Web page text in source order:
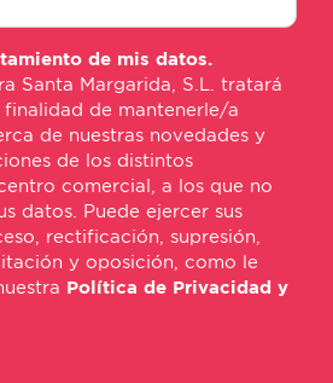
de mis datos.
Santa Margarida, S.L. tratará
finalidad de mantenerle/a
de nuestras novedades y
de los distintos
comercial, a los que no
datos. Puede ejercer sus
rectificación, supresión,
y oposición, como le
Política de Privacidad y